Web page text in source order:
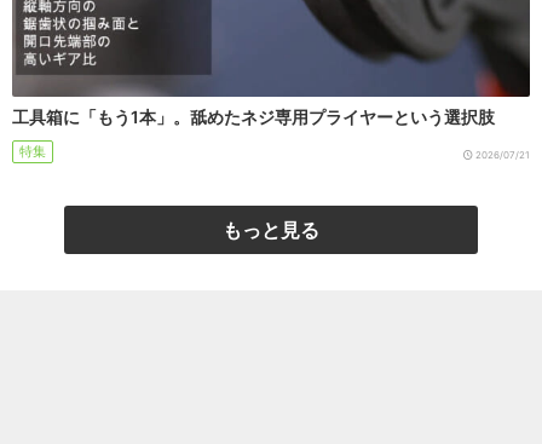
工具箱に「もう1本」。舐めたネジ専用プライヤーという選択肢
特集 2026/07/21
もっと見る